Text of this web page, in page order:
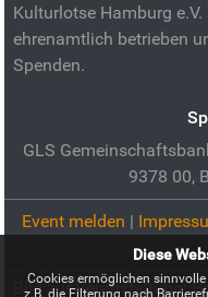
Kulturlotse Hamburg
ehrenamtlich betrieben
Spenden.
GLS
9378 00,
Event melden |
Bild zur Veranstaltung:
Diese
Cookies ermöglichen
z.B. die Filterung nach